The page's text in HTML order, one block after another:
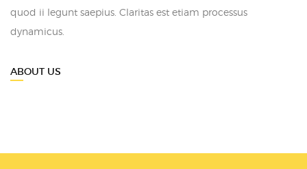
quod ii legunt saepius. Claritas est etiam processus
dynamicus.
ABOUT US